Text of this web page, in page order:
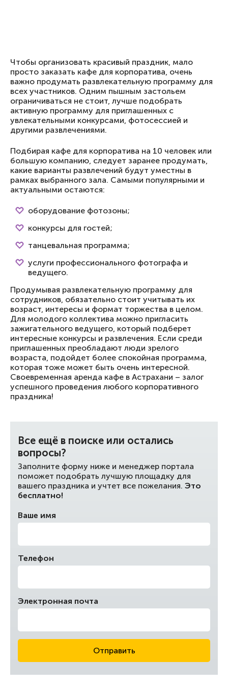
Чтобы организовать красивый праздник, мало
просто заказать кафе для корпоратива, очень
важно продумать развлекательную программу для
всех участников. Одним пышным застольем
ограничиваться не стоит, лучше подобрать
активную программу для приглашенных с
увлекательными конкурсами, фотосессией и
другими развлечениями.
Подбирая кафе для корпоратива на 10 человек или
большую компанию, следует заранее продумать,
какие варианты развлечений будут уместны в
рамках выбранного зала. Самыми популярными и
актуальными остаются:
оборудование фотозоны;
конкурсы для гостей;
танцевальная программа;
услуги профессионального фотографа и
ведущего.
Продумывая развлекательную программу для
сотрудников, обязательно стоит учитывать их
возраст, интересы и формат торжества в целом.
Для молодого коллектива можно пригласить
зажигательного ведущего, который подберет
интересные конкурсы и развлечения. Если среди
приглашенных преобладают люди зрелого
возраста, подойдет более спокойная программа,
которая тоже может быть очень интересной.
Своевременная аренда кафе в Астрахани – залог
успешного проведения любого корпоративного
праздника!
Все ещё в поиске или остались
вопросы?
Заполните форму ниже и менеджер портала
поможет подобрать лучшую площадку для
вашего праздника и учтет все пожелания. Это
бесплатно!
Ваше имя
Телефон
Электронная почта
Отправить